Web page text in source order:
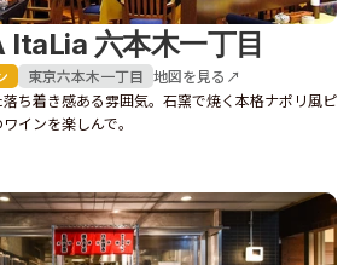
ItaLia 六本木一丁目
東京六本木一丁目 地図を見る↗
ち着き感ある雰囲気。石窯で焼く本格ナポリ風ピ
インを楽しんで。